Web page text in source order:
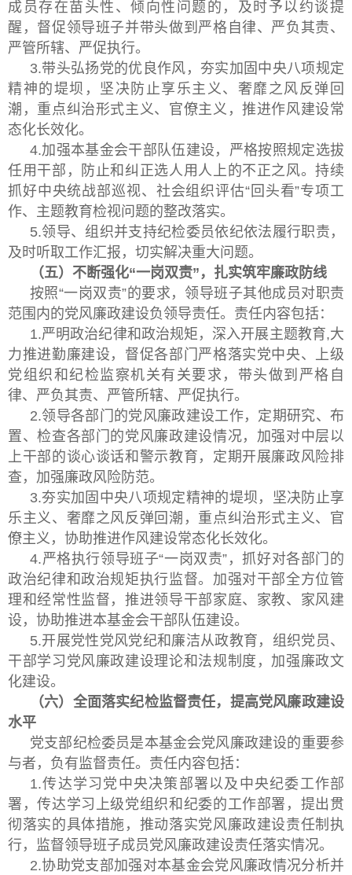
成员存在苗头性、倾向性问题的，及时予以约谈提
醒，督促领导班子并带头做到严格自律、严负其责、
严管所辖、严促执行。
3.带头弘扬党的优良作风，夯实加固中央八项规定
精神的堤坝，坚决防止享乐主义、奢靡之风反弹回
潮，重点纠治形式主义、官僚主义，推进作风建设常
态化长效化。
4.加强本基金会干部队伍建设，严格按照规定选拔
任用干部，防止和纠正选人用人上的不正之风。持续
抓好中央统战部巡视、社会组织评估“回头看”专项工
作、主题教育检视问题的整改落实。
5.领导、组织并支持纪检委员依纪依法履行职责，
及时听取工作汇报，切实解决重大问题。
（五）不断强化“一岗双责”，扎实筑牢廉政防线
按照“一岗双责”的要求，领导班子其他成员对职责
范围内的党风廉政建设负领导责任。责任内容包括：
1.严明政治纪律和政治规矩，深入开展主题教育,大
力推进勤廉建设，督促各部门严格落实党中央、上级
党组织和纪检监察机关有关要求，带头做到严格自
律、严负其责、严管所辖、严促执行。
2.领导各部门的党风廉政建设工作，定期研究、布
置、检查各部门的党风廉政建设情况，加强对中层以
上干部的谈心谈话和警示教育，定期开展廉政风险排
查，加强廉政风险防范。
3.夯实加固中央八项规定精神的堤坝，坚决防止享
乐主义、奢靡之风反弹回潮，重点纠治形式主义、官
僚主义，协助推进作风建设常态化长效化。
4.严格执行领导班子“一岗双责”，抓好对各部门的
政治纪律和政治规矩执行监督。加强对干部全方位管
理和经常性监督，推进领导干部家庭、家教、家风建
设，协助推进本基金会干部队伍建设。
5.开展党性党风党纪和廉洁从政教育，组织党员、
干部学习党风廉政建设理论和法规制度，加强廉政文
化建设。
（六）全面落实纪检监督责任，提高党风廉政建设
水平
党支部纪检委员是本基金会党风廉政建设的重要参
与者，负有监督责任。责任内容包括：
1.传达学习党中央决策部署以及中央纪委工作部
署，传达学习上级党组织和纪委的工作部署，提出贯
彻落实的具体措施，推动落实党风廉政建设责任制执
行，监督领导班子成员党风廉政建设责任落实情况。
2.协助党支部加强对本基金会党风廉政情况分析并